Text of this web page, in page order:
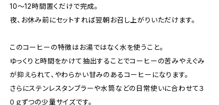
10～12時間置くだけで完成。
夜、お休み前にセットすれば翌朝お召し上がりいただけます。
このコーヒーの特徴はお湯ではなく水を使うこと。
ゆっくりと時間をかけて抽出することでコーヒーの苦みやえぐみ
が抑えられて、やわらかい甘みのあるコーヒーになります。
さらにステンレスタンブラーや水筒などの日常使いに合わせて３
０ｇずつの少量サイズです。